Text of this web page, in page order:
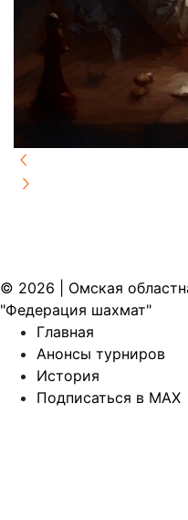
© 2026 | Омская
"Федерация шахмат"
Главная
Анонсы турниров
История
Подписаться в MAX